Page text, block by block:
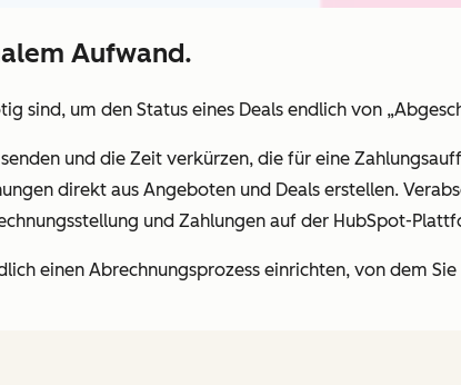
Aufwand.
sind, um den Status eines Deals endlich von
und die Zeit verkürzen, die für eine
direkt aus Angeboten und Deals erstellen.
und Zahlungen auf der HubSpot-
einen Abrechnungsprozess einrichten, von dem